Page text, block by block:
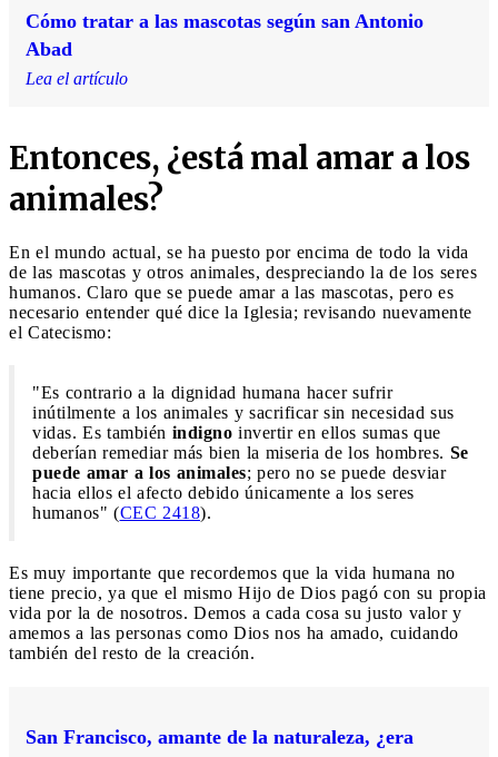
Cómo tratar a las mascotas según san Antonio
Abad
Lea el artículo
Entonces, ¿está mal amar a los
animales?
En el mundo actual, se ha puesto por encima de todo la vida
de las mascotas y otros animales, despreciando la de los seres
humanos. Claro que se puede amar a las mascotas, pero es
necesario entender qué dice la Iglesia; revisando nuevamente
el Catecismo:
"Es contrario a la dignidad humana hacer sufrir
inútilmente a los animales y sacrificar sin necesidad sus
vidas. Es también indigno invertir en ellos sumas que
deberían remediar más bien la miseria de los hombres. Se
puede amar a los animales; pero no se puede desviar
hacia ellos el afecto debido únicamente a los seres
humanos" (CEC 2418).
Es muy importante que recordemos que la vida humana no
tiene precio, ya que el mismo Hijo de Dios pagó con su propia
vida por la de nosotros. Demos a cada cosa su justo valor y
amemos a las personas como Dios nos ha amado, cuidando
también del resto de la creación.
San Francisco, amante de la naturaleza, ¿era